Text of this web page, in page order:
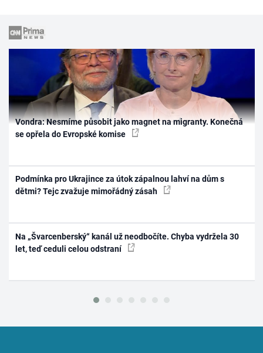
Vondra: Nesmíme působit jako magnet na migranty. Konečná
se opřela do Evropské komise
Podmínka pro Ukrajince za útok zápalnou lahví na dům s
dětmi? Tejc zvažuje mimořádný zásah
Na „Švarcenberský“ kanál už neodbočíte. Chyba vydržela 30
let, teď ceduli celou odstraní